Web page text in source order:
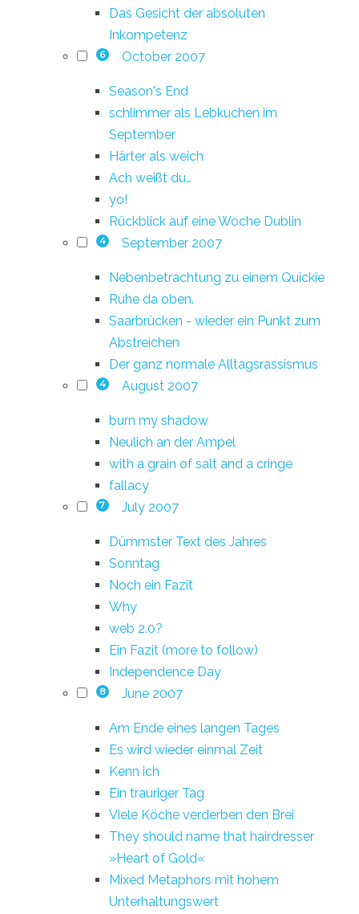
Das Gesicht der absoluten
Inkompetenz
6 October 2007
Season's End
schlimmer als Lebkuchen im
September
Härter als weich
Ach weißt du…
yo!
Rückblick auf eine Woche Dublin
4 September 2007
Nebenbetrachtung zu einem Quickie
Ruhe da oben.
Saarbrücken - wieder ein Punkt zum
Abstreichen
Der ganz normale Alltagsrassismus
4 August 2007
burn my shadow
Neulich an der Ampel
with a grain of salt and a cringe
fallacy
7 July 2007
Dümmster Text des Jahres
Sonntag
Noch ein Fazit
Why
web 2.0?
Ein Fazit (more to follow)
Independence Day
8 June 2007
Am Ende eines langen Tages
Es wird wieder einmal Zeit
Kenn ich
Ein trauriger Tag
Viele Köche verderben den Brei
They should name that hairdresser
»Heart of Gold«
Mixed Metaphors mit hohem
Unterhaltungswert